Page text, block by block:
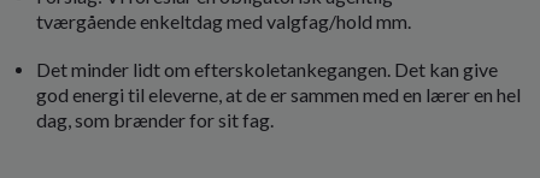
tværgående enkeltdag med valgfag/hold mm.
Det minder lidt om efterskoletankegangen. Det kan give
god energi til eleverne, at de er sammen med en lærer en hel
dag, som brænder for sit fag.